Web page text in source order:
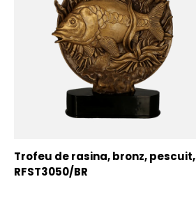
Trofeu de rasina, bronz, pescuit,
RFST3050/BR